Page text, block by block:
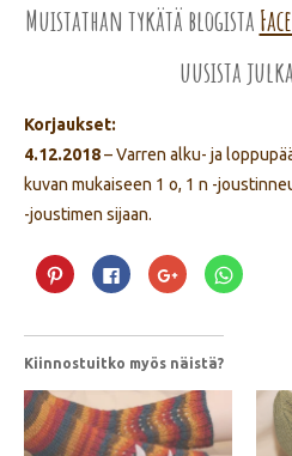
Muistathan tykätä blogista
uusista
Korjaukset:
4.12.2018– Varren alku- ja
kuvan mukaiseen 1 o, 1 n -
-joustimen sijaan.
Jaa
Pinterest
palvelussa(Avautuu
Jaa
Facebookissa(Avautuu
uudessa
Jaa
Google+
Jaa
Kiinnostuitko myös näistä?